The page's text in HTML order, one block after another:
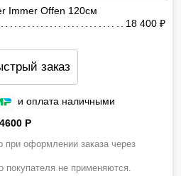
Immer Offen 120см
18 400
заказ
и оплата наличными
P
при оформлении заказа через
покупателя не применяются.